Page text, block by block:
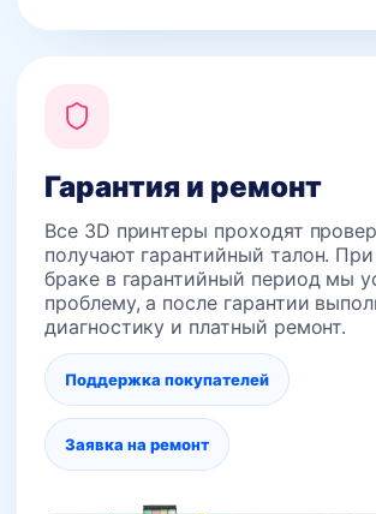
Гарантия и ремонт
Все 3D принтеры проходят
получают гарантийный талон.
браке в гарантийный период мы
проблему, а после гарантии
диагностику и платный ремонт.
Поддержка покупателей
Заявка на ремонт